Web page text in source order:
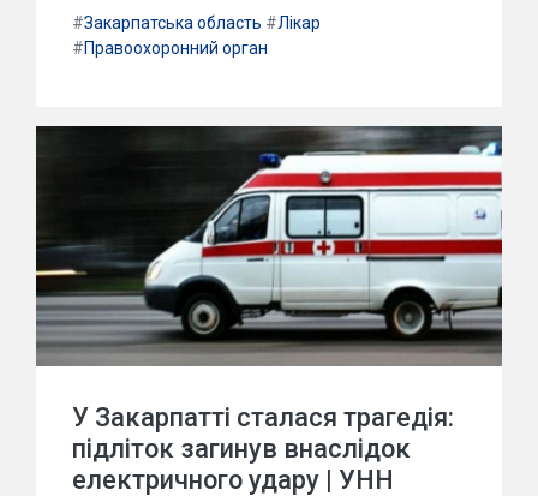
#Закарпатська область #Лікар
#Правоохоронний орган
У Закарпатті сталася трагедія:
підліток загинув внаслідок
електричного удару | УНН